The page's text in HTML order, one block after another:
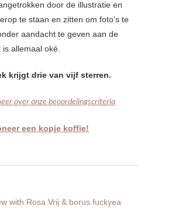
door de illustratie en
te staan en zitten om foto’s te
aandacht te geven aan de
allemaal oké.
krijgt drie van vijf sterren.
over onze beoordelingscriteria
een kopje koffie!
with Rosa Vrij & borus.fuckyea